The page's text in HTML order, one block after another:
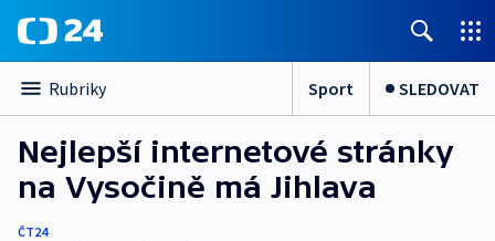
Rubriky Sport SLEDOVAT
Nejlepší internetové stránky
na Vysočině má Jihlava
ČT24